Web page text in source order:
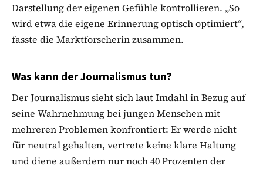
Darstellung der eigenen Gefühle kontrollieren. „So
wird etwa die eigene Erinnerung optisch optimiert“,
fasste die Marktforscherin zusammen.
Was kann der Journalismus tun?
Der Journalismus sieht sich laut Imdahl in Bezug auf
seine Wahrnehmung bei jungen Menschen mit
mehreren Problemen konfrontiert: Er werde nicht
für neutral gehalten, vertrete keine klare Haltung
und diene außerdem nur noch 40 Prozenten der